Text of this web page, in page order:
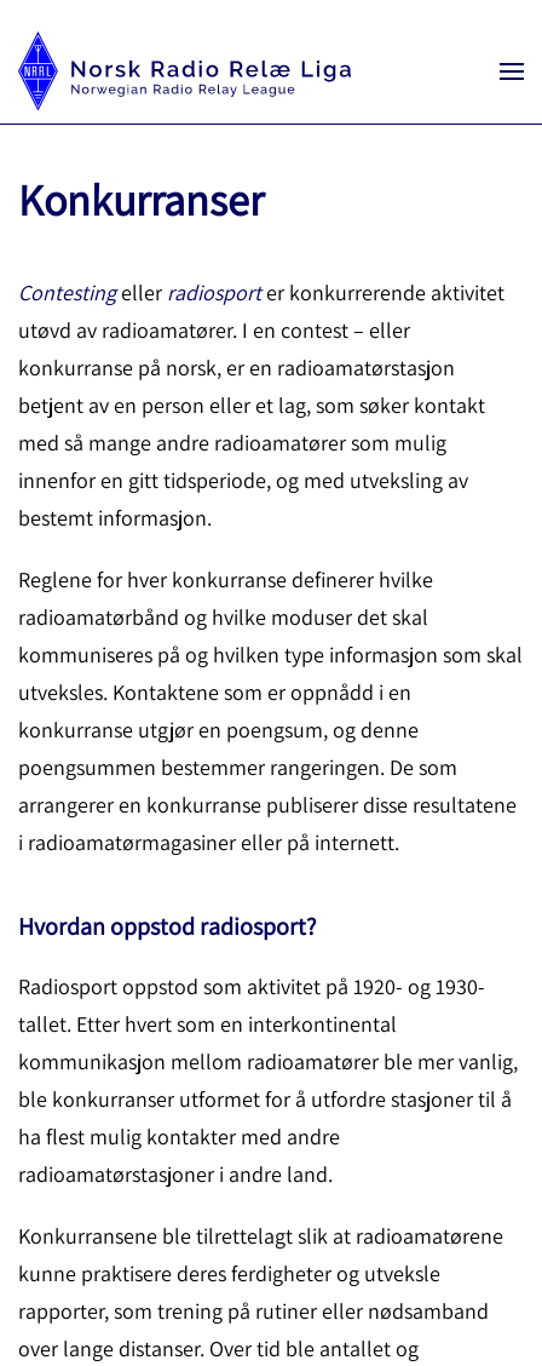
Konkurranser
Contestingeller radiosporter konkurrerende aktivitet
utøvd av radioamatører. I en contest – eller
konkurranse på norsk, er en radioamatørstasjon
betjent av en person eller et lag, som søker kontakt
med så mange andre radioamatører som mulig
innenfor en gitt tidsperiode, og med utveksling av
bestemt informasjon.
Reglene for hver konkurranse definerer hvilke
radioamatørbånd og hvilke moduser det skal
kommuniseres på og hvilken type informasjon som skal
utveksles. Kontaktene som er oppnådd i en
konkurranse utgjør en poengsum, og denne
poengsummen bestemmer rangeringen. De som
arrangerer en konkurranse publiserer disse resultatene
i radioamatørmagasiner eller på internett.
Hvordan oppstod radiosport?
Radiosport oppstod som aktivitet på 1920- og 1930-
tallet. Etter hvert som en interkontinental
kommunikasjon mellom radioamatører ble mer vanlig,
ble konkurranser utformet for å utfordre stasjoner til å
ha flest mulig kontakter med andre
radioamatørstasjoner i andre land.
Konkurransene ble tilrettelagt slik at radioamatørene
kunne praktisere deres ferdigheter og utveksle
rapporter, som trening på rutiner eller nødsamband
over lange distanser. Over tid ble antallet og